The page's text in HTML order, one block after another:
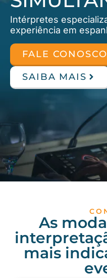
Intérpretes
experiência em
FALE CONOSCO
SAIBA MAIS
As
mais